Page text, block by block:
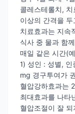
콜레스테롤치,
이상의 간격을
치료효과는 지속
식사 중 물과 함
매일 같은 시간(
1) 성인 : 성별,
mg 경구투여가
혈압강하효과는
최대효과를 나타
혈압조절이 잘